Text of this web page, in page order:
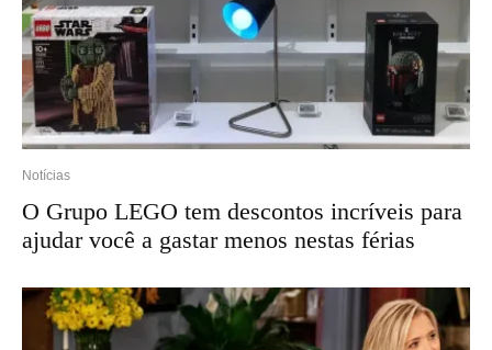
Notícias
O Grupo LEGO tem descontos incríveis para
ajudar você a gastar menos nestas férias